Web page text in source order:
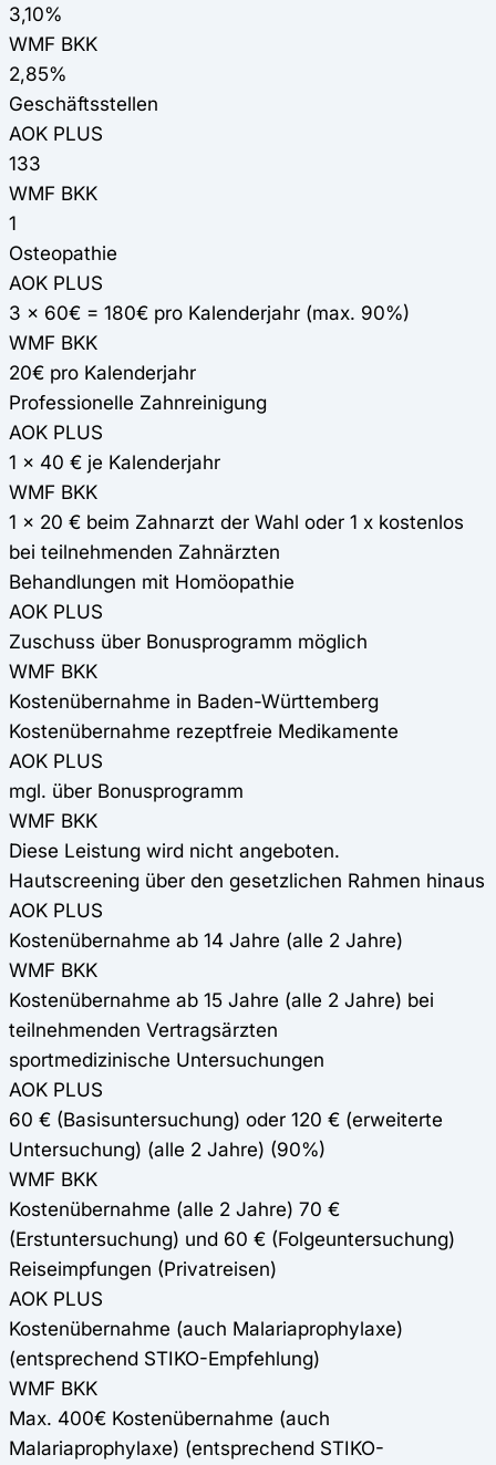
3,10%
WMF BKK
2,85%
Geschäftsstellen
AOK PLUS
133
WMF BKK
1
Osteopathie
AOK PLUS
3 x 60€ = 180€ pro Kalenderjahr (max. 90%)
WMF BKK
20€ pro Kalenderjahr
Professionelle Zahnreinigung
AOK PLUS
1 x 40 € je Kalenderjahr
WMF BKK
1 x 20 € beim Zahnarzt der Wahl oder 1 x kostenlos
bei teilnehmenden Zahnärzten
Behandlungen mit Homöopathie
AOK PLUS
Zuschuss über Bonusprogramm möglich
WMF BKK
Kostenübernahme in Baden-Württemberg
Kostenübernahme rezeptfreie Medikamente
AOK PLUS
mgl. über Bonusprogramm
WMF BKK
Diese Leistung wird nicht angeboten.
Hautscreening über den gesetzlichen Rahmen hinaus
AOK PLUS
Kostenübernahme ab 14 Jahre (alle 2 Jahre)
WMF BKK
Kostenübernahme ab 15 Jahre (alle 2 Jahre) bei
teilnehmenden Vertragsärzten
sportmedizinische Untersuchungen
AOK PLUS
60 € (Basisuntersuchung) oder 120 € (erweiterte
Untersuchung) (alle 2 Jahre) (90%)
WMF BKK
Kostenübernahme (alle 2 Jahre) 70 €
(Erstuntersuchung) und 60 € (Folgeuntersuchung)
Reiseimpfungen (Privatreisen)
AOK PLUS
Kostenübernahme (auch Malariaprophylaxe)
(entsprechend STIKO-Empfehlung)
WMF BKK
Max. 400€ Kostenübernahme (auch
Malariaprophylaxe) (entsprechend STIKO-